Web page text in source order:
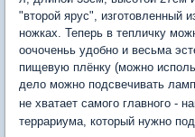
"второй ярус", изготовленный
ножках. Теперь в тепличку
оочоченьь удобно и весьма
пищевую плёнку (можно
дело можно подсвечивать
не хватает самого главного -
террариума, который нужно